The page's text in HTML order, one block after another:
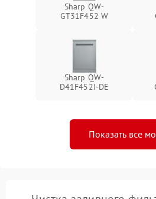
Sharp QW-
GT31F452 W
Sharp QW-
D41F452I-DE
Показать все